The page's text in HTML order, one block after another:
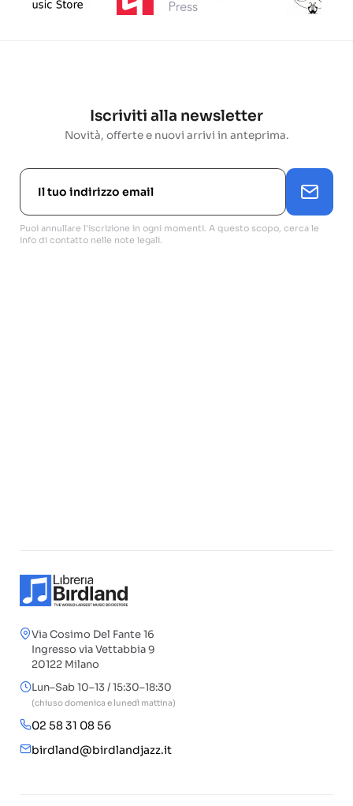
Iscriviti alla newsletter
Novità, offerte e nuovi arrivi in anteprima.
Puoi annullare l'iscrizione in ogni momenti. A questo scopo, cerca le
info di contatto nelle note legali.
Via Cosimo Del Fante 16
Ingresso via Vettabbia 9
20122 Milano
Lun–Sab 10–13 / 15:30–18:30
(chiuso domenica e lunedì mattina)
02 58 31 08 56
birdland@birdlandjazz.it